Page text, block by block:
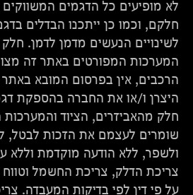
לא מופיעים כל הדגמים
חלקם, וכמו כן ייתכנו הבדלים
לשינויים הנעשים מדמן לדמן.
המערכות המפורטים באתר זה
הרכבים, אין בפרסום המובא באתר
היצרן ו/או את החברה בהספקת
חלק מהאביזרים, הציוד
שומרים לעצמם את הזכות לבטל,
ולשפר, ללא הודעה מוקדמת וללא
צריכת הדלק, צריכת החשמל
על פי דין לפי בדיקות המעבדה.